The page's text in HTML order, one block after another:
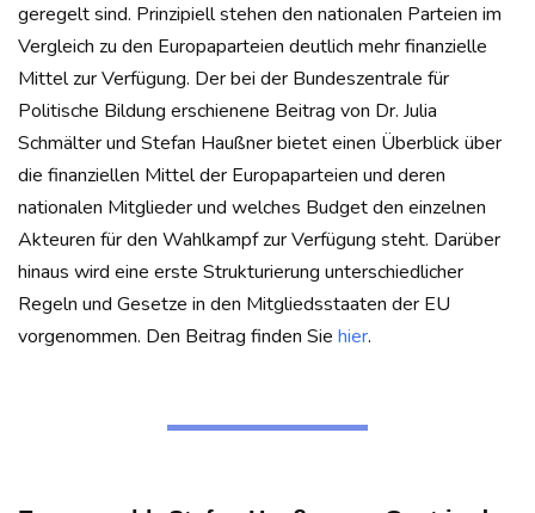
geregelt sind. Prinzipiell stehen den nationalen Parteien im
Vergleich zu den Europaparteien deutlich mehr finanzielle
Mittel zur Verfügung. Der bei der Bundeszentrale für
Politische Bildung erschienene Beitrag von Dr. Julia
Schmälter und Stefan Haußner bietet einen Überblick über
die finanziellen Mittel der Europaparteien und deren
nationalen Mitglieder und welches Budget den einzelnen
Akteuren für den Wahlkampf zur Verfügung steht. Darüber
hinaus wird eine erste Strukturierung unterschiedlicher
Regeln und Gesetze in den Mitgliedsstaaten der EU
vorgenommen. Den Beitrag finden Sie hier.